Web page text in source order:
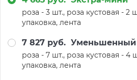
роза - 3 шт., роза кустовая - 2
упаковка, лента
7 827 руб. Уменьшенный
роза - 7 шт., роза кустовая - 4
упаковка, лента